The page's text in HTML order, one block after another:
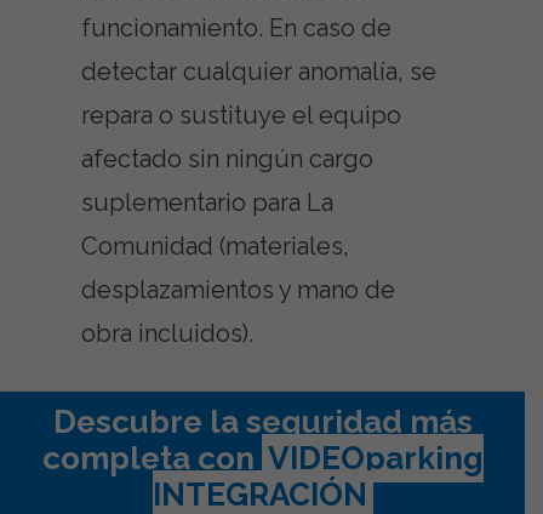
funcionamiento. En caso de
detectar cualquier anomalía, se
repara o sustituye el equipo
afectado sin ningún cargo
suplementario para La
Comunidad (materiales,
desplazamientos y mano de
obra incluidos).
Descubre la seguridad más
completa con VIDEOparking
INTEGRACIÓN